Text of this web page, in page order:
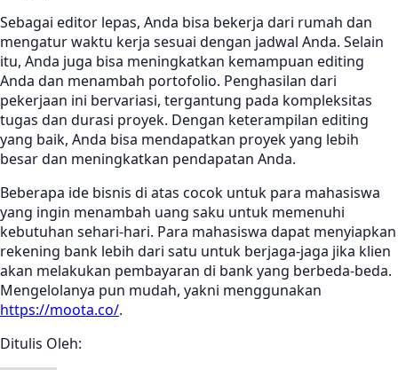
Sebagai editor lepas, Anda bisa bekerja dari rumah dan
mengatur waktu kerja sesuai dengan jadwal Anda. Selain
itu, Anda juga bisa meningkatkan kemampuan editing
Anda dan menambah portofolio. Penghasilan dari
pekerjaan ini bervariasi, tergantung pada kompleksitas
tugas dan durasi proyek. Dengan keterampilan editing
yang baik, Anda bisa mendapatkan proyek yang lebih
besar dan meningkatkan pendapatan Anda.
Beberapa ide bisnis di atas cocok untuk para mahasiswa
yang ingin menambah uang saku untuk memenuhi
kebutuhan sehari-hari. Para mahasiswa dapat menyiapkan
rekening bank lebih dari satu untuk berjaga-jaga jika klien
akan melakukan pembayaran di bank yang berbeda-beda.
Mengelolanya pun mudah, yakni menggunakan
https://moota.co/.
Ditulis Oleh: